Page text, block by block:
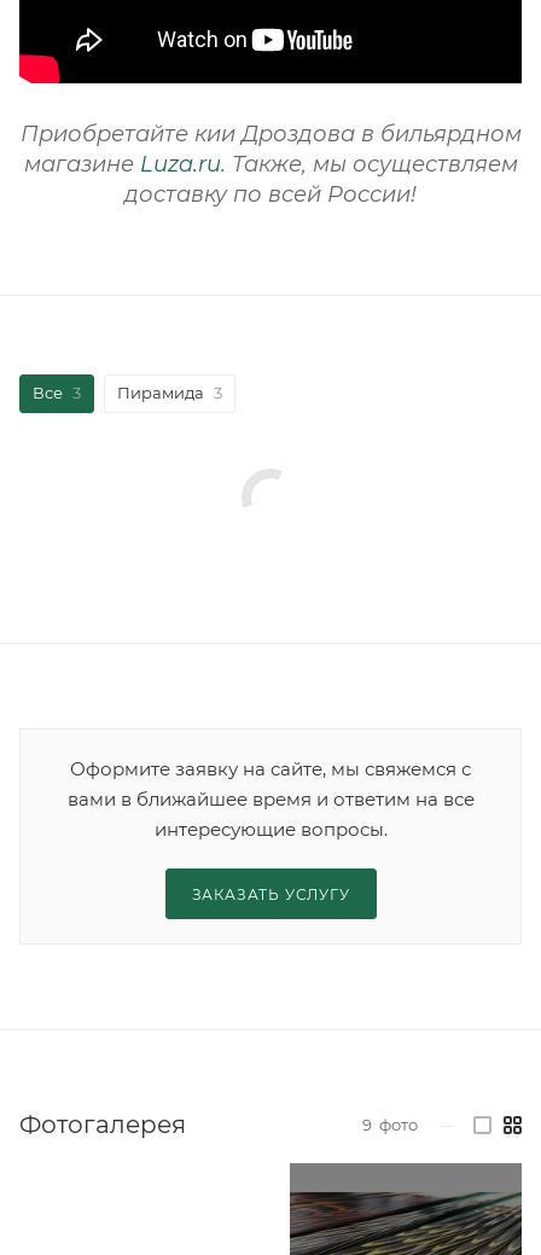
Приобретайте кии Дроздова в бильярдном
магазине Luza.ru. Также, мы осуществляем
доставку по всей России!
Все 3 Пирамида 3
Оформите заявку на сайте, мы свяжемся с
вами в ближайшее время и ответим на все
интересующие вопросы.
ЗАКАЗАТЬ УСЛУГУ
Фотогалерея 9 фото